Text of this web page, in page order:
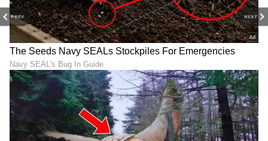
PREV NEXT
ಆರೋಗ್ಯ, ಸೌಂದರ್ಯ, ಫಿಟ್‌ನೆಸ್,ಕಿಚನ್ ಟಿಪ್ಸ್‌,
ಸಂಬಂಧ,ಫ್ಯಾಷನ್,ರೆಸಿಪಿಅಪ್ಡೇಟ್‌ಗಳಿಗಾಗಿ
ಏಷ್ಯಾನೆಟ್ ಸುವರ್ಣ ನ್ಯೂಸ್‌ ಫಾಲೋ ಮಾಡಿ.
ಸಂಪೂರ್ಣ ಮಾಹಿತಿ ಒಂದೇ ಕ್ಲಿಕ್‌ನಲ್ಲಿ ಲಭ್ಯ. ಏಷ್ಯಾನೆಟ್
ಸುವರ್ಣ ನ್ಯೂಸ್ ಅಧಿಕೃತ ಆ್ಯಪ್ ಡೌನ್‌ಲೋಡ್ ಮಾಡಿ
ಹಾಗು ಎಲ್ಲಾ ಅಪ್‌ಡೇಟ್ ಗಳನ್ನು ಪಡೆಯಿರಿ.